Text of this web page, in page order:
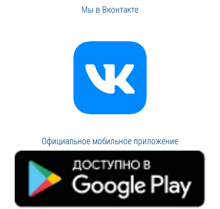
Мы в Вконтакте
Официальное мобильное приложение